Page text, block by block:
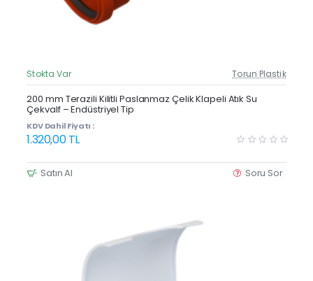
Güncel Fiyat
Stokta Var Torun Plastik
200 mm Terazili Kilitli Paslanmaz Çelik Klapeli Atık Su
Çekvalf – Endüstriyel Tip
KDV Dahil Fiyatı :
1.320,00 TL
Satın Al Soru Sor